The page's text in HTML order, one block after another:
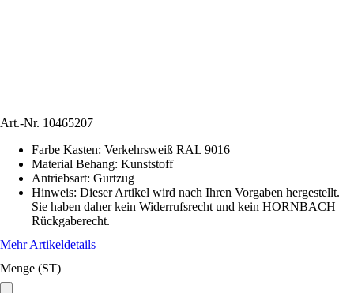
Art.-Nr. 10465207
Farbe Kasten: Verkehrsweiß RAL 9016
Material Behang: Kunststoff
Antriebsart: Gurtzug
Hinweis: Dieser Artikel wird nach Ihren Vorgaben hergestellt.
Sie haben daher kein Widerrufsrecht und kein HORNBACH
Rückgaberecht.
Mehr Artikeldetails
Menge (ST)